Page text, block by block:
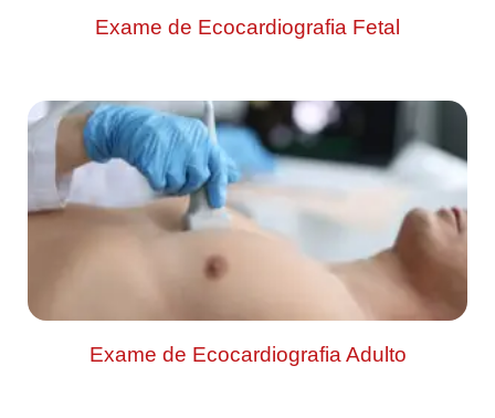
Exame de Ecocardiografia Fetal
Exame de Ecocardiografia Adulto